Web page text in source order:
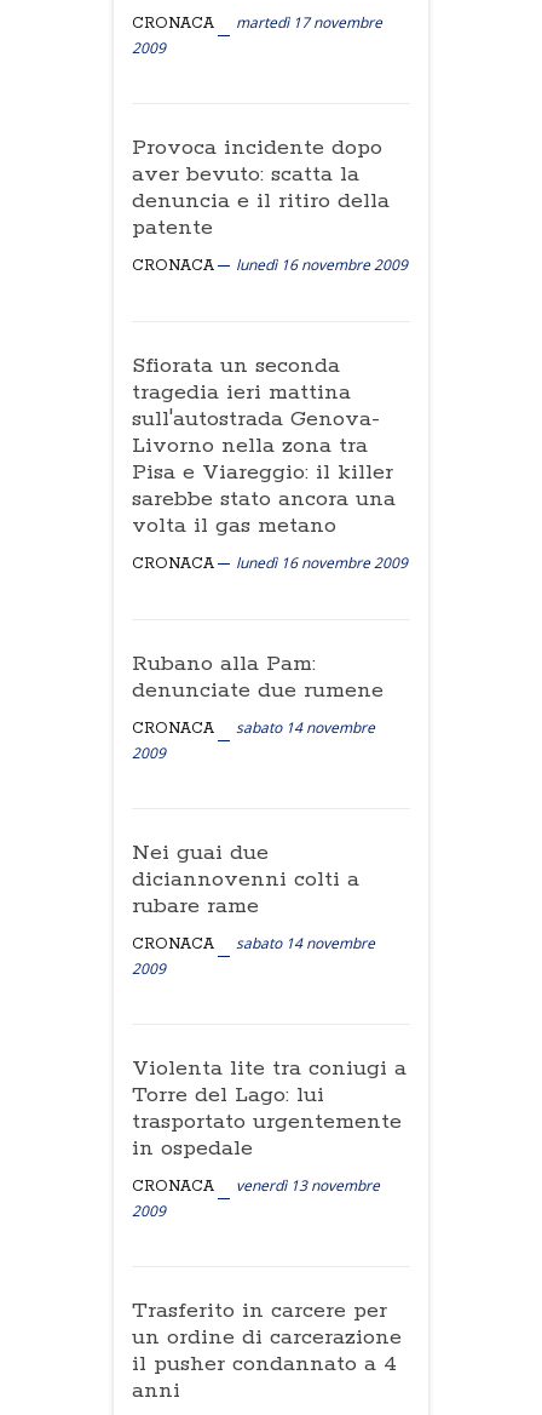
CRONACA
martedì 17 novembre
2009
Provoca incidente dopo
aver bevuto: scatta la
denuncia e il ritiro della
patente
CRONACA lunedì 16 novembre 2009
Sfiorata un seconda
tragedia ieri mattina
sull'autostrada Genova-
Livorno nella zona tra
Pisa e Viareggio: il killer
sarebbe stato ancora una
volta il gas metano
CRONACA lunedì 16 novembre 2009
Rubano alla Pam:
denunciate due rumene
CRONACA
sabato 14 novembre
2009
Nei guai due
diciannovenni colti a
rubare rame
CRONACA
sabato 14 novembre
2009
Violenta lite tra coniugi a
Torre del Lago: lui
trasportato urgentemente
in ospedale
CRONACA
venerdì 13 novembre
2009
Trasferito in carcere per
un ordine di carcerazione
il pusher condannato a 4
anni